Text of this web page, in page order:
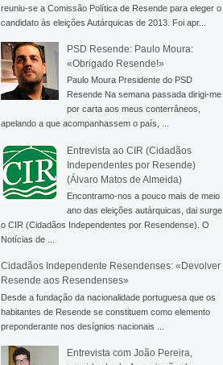
reuniu-se a Comissão Política de Resende para eleger o
candidato às eleições Autárquicas de 2013. Foi apr...
PSD Resende: Paulo Moura:
«Obrigado Resende!»
Paulo Moura Presidente do PSD
Resende Na semana passada dirigi-me
por carta aos meus conterrâneos,
apelando a que acompanhassem o país, ...
Entrevista ao CIR (Cidadãos
Independentes por Resende)
(Álvaro Matos de Almeida)
Encontramo-nos a pouco mais de meio
ano das eleições autárquicas, dai surge
o CIR (Cidadãos Independentes por Resendense). O
Notícias de ...
Cidadãos Independente Resendenses: «Devolver
Resende aos Resendenses»
Desde a fundação da nacionalidade portuguesa que os
habitantes de Resende se constituem como elemento
preponderante nos desígnios nacionais ...
Entrevista com João Pereira,